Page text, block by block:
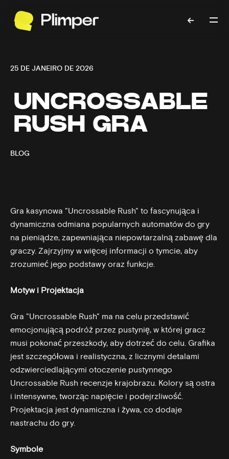
25 DE JANEIRO DE 2026
UNCROSSABLE
RUSH GRA
BLOG
Gra kasynowa "Uncrossable Rush" to fascynująca i
dynamiczna odmiana popularnych automatów do gry
na pieniądze, zapewniająca niepowtarzalną zabawę dla
graczy. Zajrzyjmy w więcej informacji o tymcie, aby
zrozumieć jego podstawy oraz funkcje.
Motyw i Projektacja
Gra "Uncrossable Rush" ma na celu przedstawić
emocjonującą podróż przez pustynię, w której gracz
musi pokonać przeszkody, aby dotrzeć do celu. Grafika
jest szczegółowa i realistyczna, z licznymi detalami
odzwierciedlającymi otoczenie pustynnego
Uncrossable Rush recenzje krajobrazu. Kolory są ostra
i intensywne, tworząc napięcie i podejrzliwość.
Projektacja jest dynamiczna i żywa, co dodaje
nastrachu do gry.
Symbole